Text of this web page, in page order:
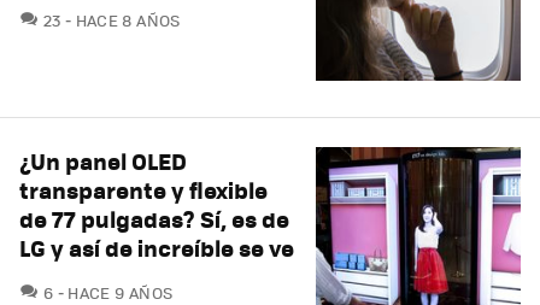
23 COMENTARIOS
HACE 8 AÑOS
¿Un panel OLED
transparente y flexible
de 77 pulgadas? Sí, es de
LG y así de increíble se ve
6 COMENTARIOS
HACE 9 AÑOS